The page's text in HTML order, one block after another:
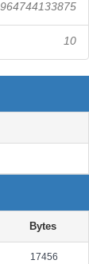
10
Bytes
17456